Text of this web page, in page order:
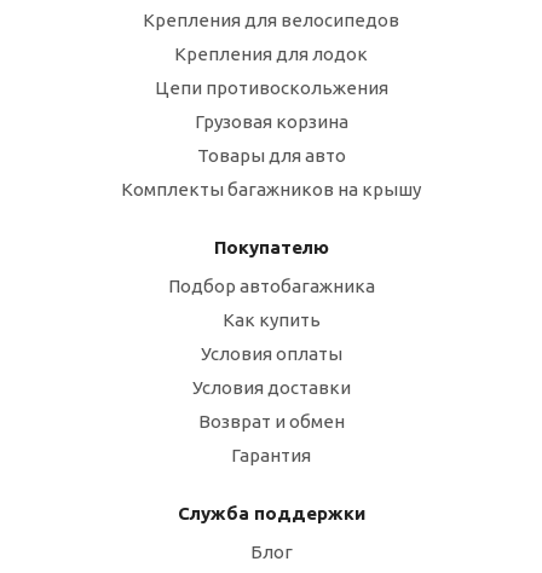
Крепления для велосипедов
Крепления для лодок
Цепи противоскольжения
Грузовая корзина
Товары для авто
Комплекты багажников на крышу
Покупателю
Подбор автобагажника
Как купить
Условия оплаты
Условия доставки
Возврат и обмен
Гарантия
Служба поддержки
Блог